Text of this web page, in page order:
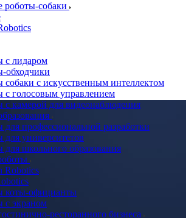
роботы-собаки
с лидаром
обходчики
собаки с искусственным интеллектом
с голосовым управлением
с камерой для видеонаблюдения
для профессиональной разработки
для университетов
для школьного образования
Robotics
коты-официанты
с экраном
ресторанного бизнеса